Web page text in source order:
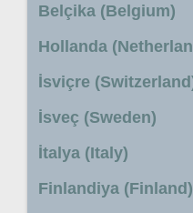
Belçika (Belgium)
Hollanda
İsviçre
İsveç (Sweden)
İtalya (Italy)
Finlandiya (Finland)